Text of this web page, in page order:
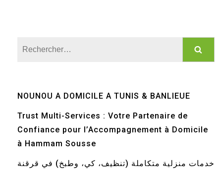
NOUNOU A DOMICILE A TUNIS & BANLIEUE
Trust Multi-Services : Votre Partenaire de
Confiance pour l’Accompagnement à Domicile
à Hammam Sousse
خدمات منزلية متكاملة (تنظيف، كي، وطبخ) في قرقنة